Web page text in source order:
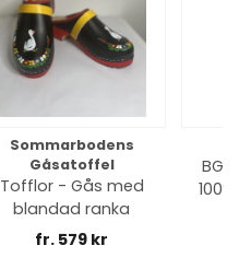
Sommarbodens
Gåsatoffel
Tofflor - Gås med
blandad ranka
fr. 579 kr